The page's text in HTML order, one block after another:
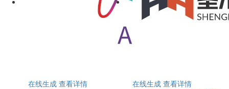
在线生成 查看详情
在线生成 查看详情